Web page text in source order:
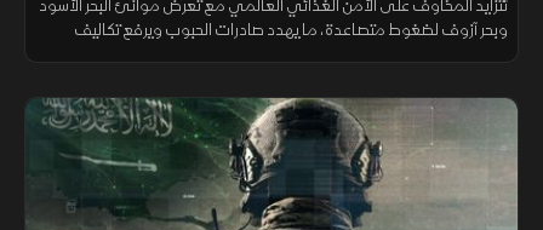
وبحر آزوف لضغوط متصاعدة، ما يهدد صادرات الحبوب ويرفع تكاليف